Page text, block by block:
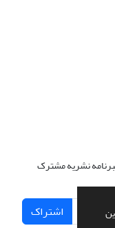
نشریه مشترک
اشتراک